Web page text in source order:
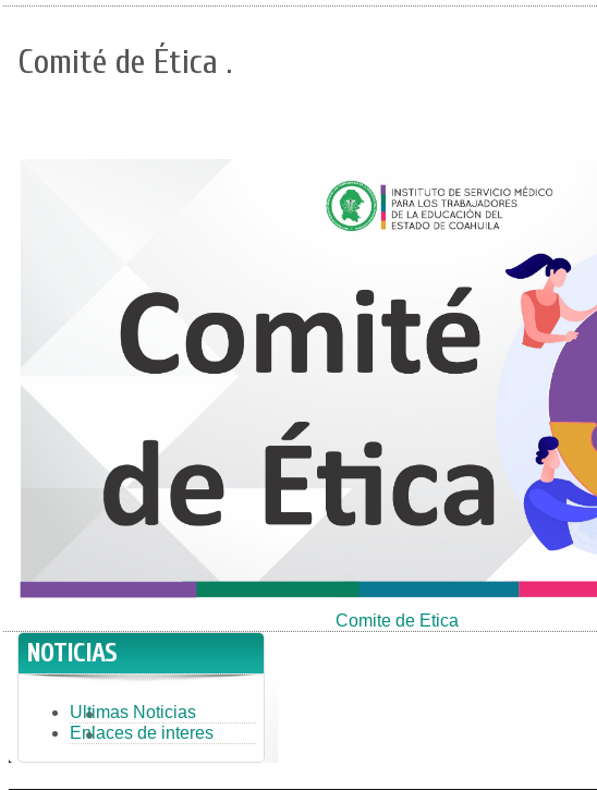
Comité de Ética .
Comite de Etica
NOTICIAS
Ultimas Noticias
Enlaces de interes